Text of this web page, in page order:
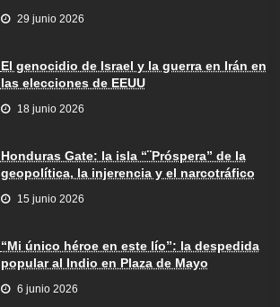
29 junio 2026
El genocidio de Israel y la guerra en Irán en
las elecciones de EEUU
18 junio 2026
Honduras Gate: la isla “¨Próspera” de la
geopolítica, la injerencia y el narcotráfico
15 junio 2026
“Mi único héroe en este lío”: la despedida
popular al Indio en Plaza de Mayo
6 junio 2026